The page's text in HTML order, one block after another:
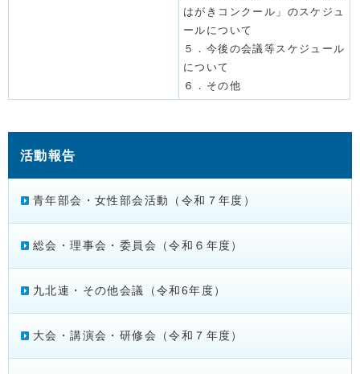
はがきコンクール」のスケジュ
ールについて
５．今後の会議等スケジュール
について
６．その他
活動報告
青年部会・女性部会活動（令和７年度）
総会・理事会・委員会（令和６年度）
九北連・その他会議（令和6年度）
大会・講演会・研修会（令和７年度）